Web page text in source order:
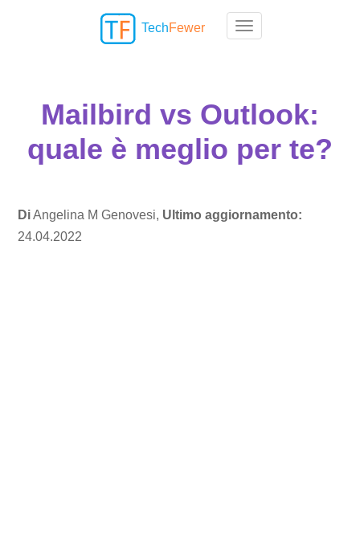
Toggle navigation
TechFewer
Mailbird vs Outlook:
quale è meglio per te?
DiAngelina M Genovesi, Ultimo aggiornamento:
24.04.2022